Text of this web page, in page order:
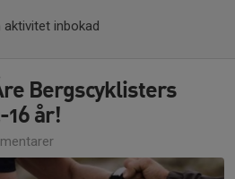
aktivitet inbokad
Bergscyklisters
16 år!